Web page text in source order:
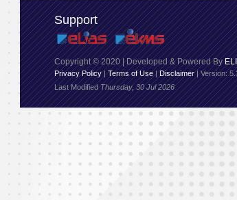
Support
Copyright © 2020 | Developed & Powered By
Privacy Policy|Terms of Use|Disclaimer| Version:
Last ModifiedThursday, 30 Jul 2026